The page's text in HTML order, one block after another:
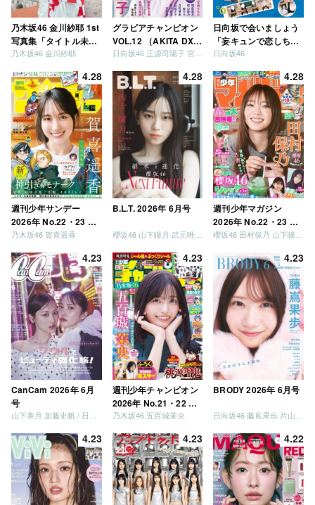
乃木坂46 金川紗耶 1st
写真集「タイトル未
定」
乃木坂46 金川紗耶
グラビアチャンピオン
VOL.12 （AKITA DXシ
リーズ）
日向坂46 正源司陽子 宮地すみれ
日向坂で会いましょう
「妄キュンで恋しちゃ
いましょう」「どっち
う」「ご褒美でロケし
ましょう」「フレンド
リーになりましょう」
「笑って卒業を祝いま
しょう」 [Blu-ray]
日向坂46
4.28
週刊少年サンデー
2026年 No.22・23 合
併号
乃木坂46 賀喜遥香
4.28
B.L.T. 2026年 6月号
櫻坂46 山下瞳月 武元唯衣 / 乃木坂46 海邉朱莉
4.28
週刊少年マガジン
2026年 No.22・23 合
併号
4.23
CanCam 2026年 6月
号
山下美月 加藤史帆 / 日向坂46 大野愛実
4.23
週刊少年チャンピオン
2026年 No.21・22 合
併号
乃木坂46 五百城茉央
4.23
BRODY 2026年 6月号
日向坂46 藤嶌果歩 片山紗希 松尾桜 金村美玖 髙橋未来虹
4.23 4.23 4.22